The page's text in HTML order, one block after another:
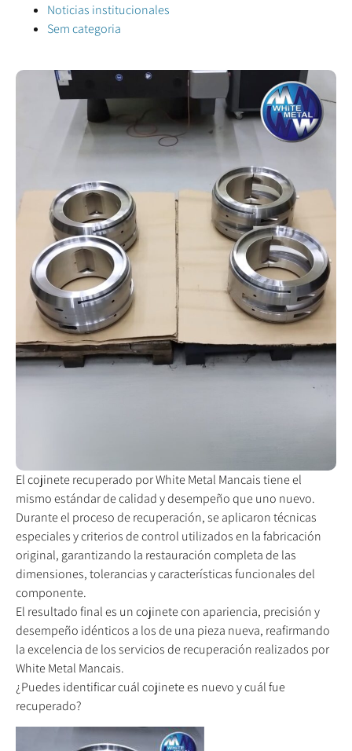
Noticias institucionales
Sem categoria
El cojinete recuperado por White Metal Mancais tiene el
mismo estándar de calidad y desempeño que uno nuevo.
Durante el proceso de recuperación, se aplicaron técnicas
especiales y criterios de control utilizados en la fabricación
original, garantizando la restauración completa de las
dimensiones, tolerancias y características funcionales del
componente.
El resultado final es un cojinete con apariencia, precisión y
desempeño idénticos a los de una pieza nueva, reafirmando
la excelencia de los servicios de recuperación realizados por
White Metal Mancais.
¿Puedes identificar cuál cojinete es nuevo y cuál fue
recuperado?